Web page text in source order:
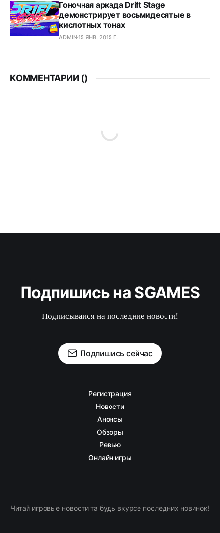
Гоночная аркада Drift Stage
демонстрирует восьмидесятые в
кислотных тонах
ADMIN15 ЯНВ. 2015 Г.
КОММЕНТАРИИ ()
Подпишись на SGAMES
Подписывайся на последние новости!
Подпишись сейчас
Регистрация
Новости
Анонсы
Обзоры
Ревью
Онлайн игры
Читай игровые новости та будь вкурсе последних новинок!